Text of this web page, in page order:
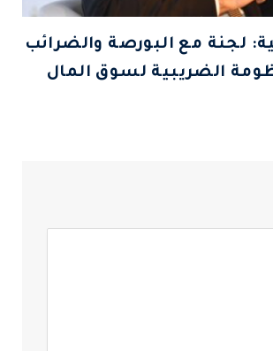
لجنة مع البورصة والضرائب
الضريبية لسوق المال